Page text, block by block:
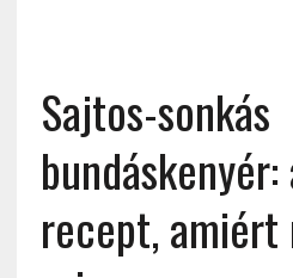
Sajtos-sonkás
recept, amiért